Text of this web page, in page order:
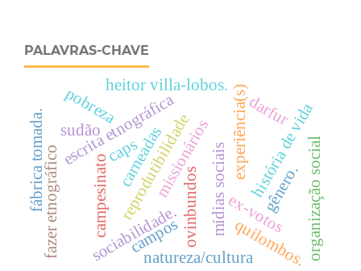
PALAVRAS-CHAVE
mídias sociais
reprodutibilidade
ovinbundos
missionários
sociabilidade.
campesinatocarneadas
escrita etnográfica
fazer etnográfico ex-votos
sudão
fábrica tomada. experiência(s)
heitor villa-lobos.
história de vida
campos
darfur
pobreza
gênero.
natureza/culturaquilombos.
caps organização social